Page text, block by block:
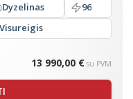
Dyzelinas
96
13 990,00 € su PVM